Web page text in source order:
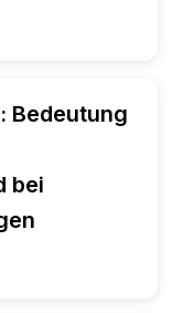
Bedeutung
bei